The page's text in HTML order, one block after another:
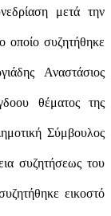
μετά την
οποίο συζητήθηκε
Αναστάσιος
θέματος της
Σύμβουλος
συζητήσεως του
εικοστό